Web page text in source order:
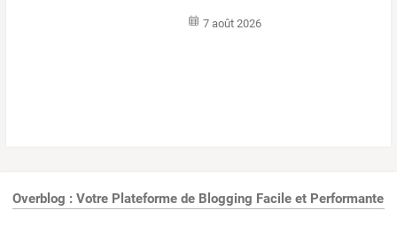
7 août 2026
Overblog : Votre Plateforme de Blogging Facile et Performante